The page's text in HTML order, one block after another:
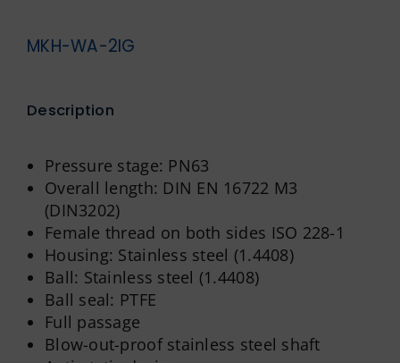
MKH-WA-2IG
Description
Pressure stage: PN63
Overall length: DIN EN 16722 M3
(DIN3202)
Female thread on both sides ISO 228-1
Housing: Stainless steel (1.4408)
Ball: Stainless steel (1.4408)
Ball seal: PTFE
Full passage
Blow-out-proof stainless steel shaft